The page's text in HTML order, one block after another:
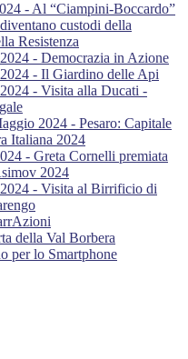
- Al “Ciampini-Boccardo”
custodi della
Resistenza
- Democrazia in Azione
- Il Giardino delle Api
- Visita alla Ducati -
2024 - Pesaro: Capitale
Italiana 2024
- Greta Cornelli premiata
2024
- Visita al Birrificio di
della Val Borbera
per lo Smartphone